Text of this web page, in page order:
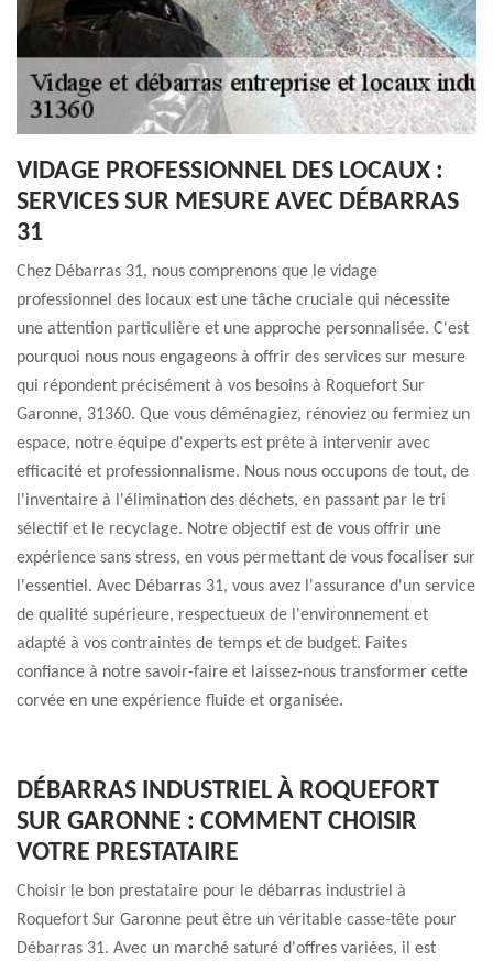
VIDAGE PROFESSIONNEL DES LOCAUX :
SERVICES SUR MESURE AVEC DÉBARRAS
31
Chez Débarras 31, nous comprenons que le vidage
professionnel des locaux est une tâche cruciale qui nécessite
une attention particulière et une approche personnalisée. C'est
pourquoi nous nous engageons à offrir des services sur mesure
qui répondent précisément à vos besoins à Roquefort Sur
Garonne, 31360. Que vous déménagiez, rénoviez ou fermiez un
espace, notre équipe d'experts est prête à intervenir avec
efficacité et professionnalisme. Nous nous occupons de tout, de
l'inventaire à l'élimination des déchets, en passant par le tri
sélectif et le recyclage. Notre objectif est de vous offrir une
expérience sans stress, en vous permettant de vous focaliser sur
l'essentiel. Avec Débarras 31, vous avez l'assurance d'un service
de qualité supérieure, respectueux de l'environnement et
adapté à vos contraintes de temps et de budget. Faites
confiance à notre savoir-faire et laissez-nous transformer cette
corvée en une expérience fluide et organisée.
DÉBARRAS INDUSTRIEL À ROQUEFORT
SUR GARONNE : COMMENT CHOISIR
VOTRE PRESTATAIRE
Choisir le bon prestataire pour le débarras industriel à
Roquefort Sur Garonne peut être un véritable casse-tête pour
Débarras 31. Avec un marché saturé d'offres variées, il est